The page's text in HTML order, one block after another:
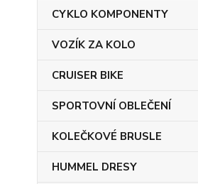
CYKLO KOMPONENTY
VOZÍK ZA KOLO
CRUISER BIKE
SPORTOVNÍ OBLEČENÍ
KOLEČKOVÉ BRUSLE
HUMMEL DRESY